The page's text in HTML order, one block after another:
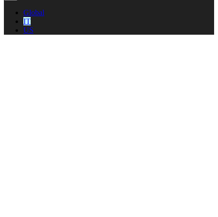
Global
IT
US